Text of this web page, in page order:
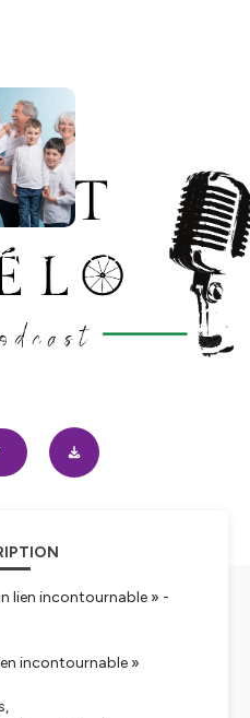
le podcast
et santé : un lien
» - #234
lien incontournable » -
incontournable »